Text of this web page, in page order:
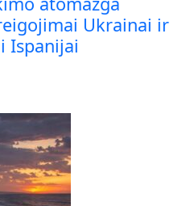
Ukrainai ir
Ispanijai